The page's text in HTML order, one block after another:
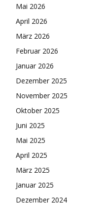
Mai 2026
April 2026
März 2026
Februar 2026
Januar 2026
Dezember 2025
November 2025
Oktober 2025
Juni 2025
Mai 2025
April 2025
März 2025
Januar 2025
Dezember 2024